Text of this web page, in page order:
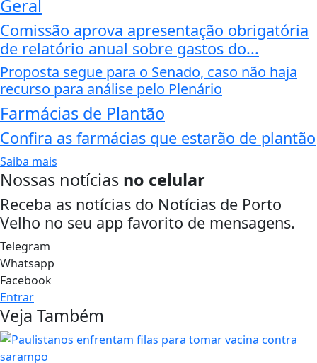
Geral
Comissão aprova apresentação obrigatória
de relatório anual sobre gastos do...
Proposta segue para o Senado, caso não haja
recurso para análise pelo Plenário
Farmácias de Plantão
Confira as farmácias que estarão de plantão
Saiba mais
Nossas notícias no celular
Receba as notícias do Notícias de Porto
Velho no seu app favorito de mensagens.
Telegram
Whatsapp
Facebook
Entrar
Veja Também